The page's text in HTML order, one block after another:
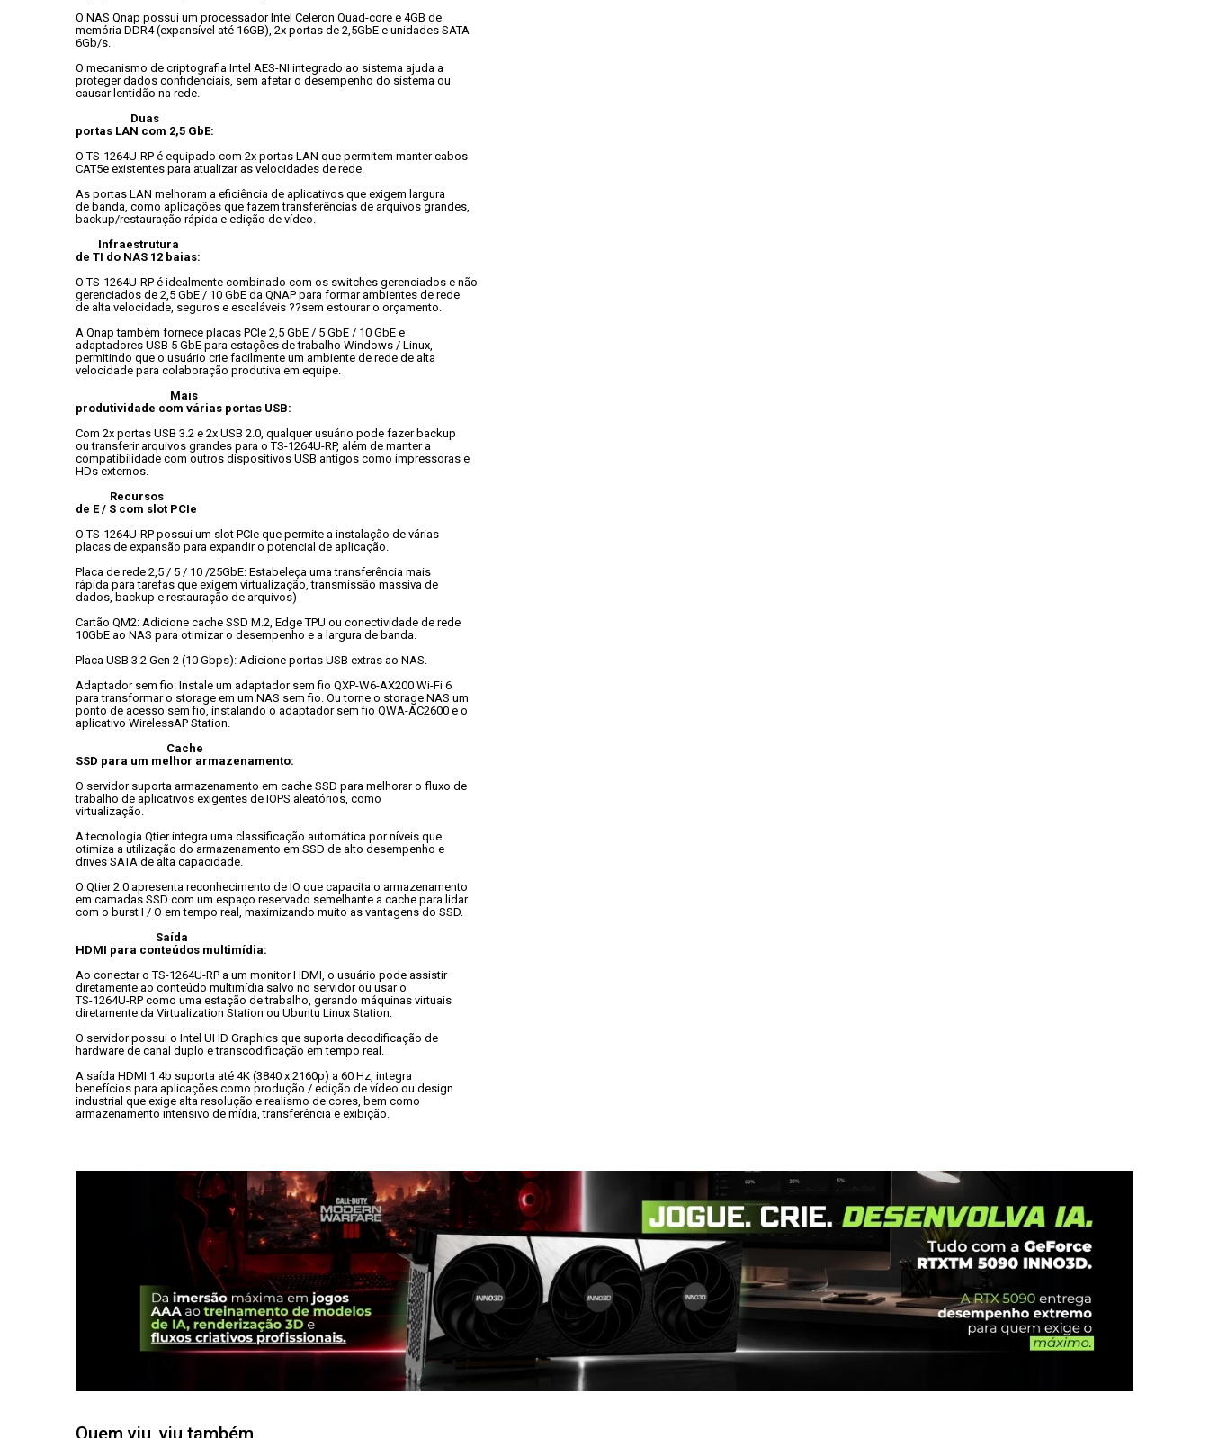
O NAS Qnap possui um processador Intel Celeron Quad-core e 4GB de
memória DDR4 (expansível até 16GB), 2x portas de 2,5GbE e unidades SATA
6Gb/s.
O mecanismo de criptografia Intel AES-NI integrado ao sistema ajuda a
proteger dados confidenciais, sem afetar o desempenho do sistema ou
causar lentidão na rede.
Duas
portas LAN com 2,5 GbE:
O TS-1264U-RP é equipado com 2x portas LAN que permitem manter cabos
CAT5e existentes para atualizar as velocidades de rede.
As portas LAN melhoram a eficiência de aplicativos que exigem largura
de banda, como aplicações que fazem transferências de arquivos grandes,
backup/restauração rápida e edição de vídeo.
Infraestrutura
de TI do NAS 12 baias:
O TS-1264U-RP é idealmente combinado com os switches gerenciados e não
gerenciados de 2,5 GbE / 10 GbE da QNAP para formar ambientes de rede
de alta velocidade, seguros e escaláveis ??sem estourar o orçamento.
A Qnap também fornece placas PCIe 2,5 GbE / 5 GbE / 10 GbE e
adaptadores USB 5 GbE para estações de trabalho Windows / Linux,
permitindo que o usuário crie facilmente um ambiente de rede de alta
velocidade para colaboração produtiva em equipe.
Mais
produtividade com várias portas USB:
Com 2x portas USB 3.2 e 2x USB 2.0, qualquer usuário pode fazer backup
ou transferir arquivos grandes para o TS-1264U-RP, além de manter a
compatibilidade com outros dispositivos USB antigos como impressoras e
HDs externos.
Recursos
de E / S com slot PCIe
O TS-1264U-RP possui um slot PCIe que permite a instalação de várias
placas de expansão para expandir o potencial de aplicação.
Placa de rede 2,5 / 5 / 10 /25GbE: Estabeleça uma transferência mais
rápida para tarefas que exigem virtualização, transmissão massiva de
dados, backup e restauração de arquivos)
Cartão QM2: Adicione cache SSD M.2, Edge TPU ou conectividade de rede
10GbE ao NAS para otimizar o desempenho e a largura de banda.
Placa USB 3.2 Gen 2 (10 Gbps): Adicione portas USB extras ao NAS.
Adaptador sem fio: Instale um adaptador sem fio QXP-W6-AX200 Wi-Fi 6
para transformar o storage em um NAS sem fio. Ou torne o storage NAS um
ponto de acesso sem fio, instalando o adaptador sem fio QWA-AC2600 e o
aplicativo WirelessAP Station.
Cache
SSD para um melhor armazenamento:
O servidor suporta armazenamento em cache SSD para melhorar o fluxo de
trabalho de aplicativos exigentes de IOPS aleatórios, como
virtualização.
A tecnologia Qtier integra uma classificação automática por níveis que
otimiza a utilização do armazenamento em SSD de alto desempenho e
drives SATA de alta capacidade.
O Qtier 2.0 apresenta reconhecimento de IO que capacita o armazenamento
em camadas SSD com um espaço reservado semelhante a cache para lidar
com o burst I / O em tempo real, maximizando muito as vantagens do SSD.
Saída
HDMI para conteúdos multimídia:
Ao conectar o TS-1264U-RP a um monitor HDMI, o usuário pode assistir
diretamente ao conteúdo multimídia salvo no servidor ou usar o
TS-1264U-RP como uma estação de trabalho, gerando máquinas virtuais
diretamente da Virtualization Station ou Ubuntu Linux Station.
O servidor possui o Intel UHD Graphics que suporta decodificação de
hardware de canal duplo e transcodificação em tempo real.
A saída HDMI 1.4b suporta até 4K (3840 x 2160p) a 60 Hz, integra
benefícios para aplicações como produção / edição de vídeo ou design
industrial que exige alta resolução e realismo de cores, bem como
armazenamento intensivo de mídia, transferência e exibição.
Quem viu, viu também